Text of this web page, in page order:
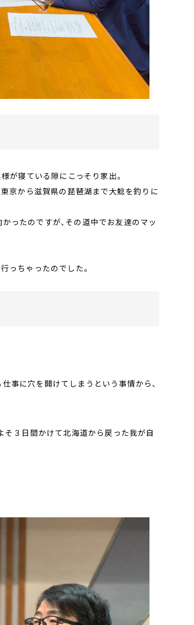
が寝ている隙にこっそり家出。
京から滋賀県の琵琶湖まで大鯰を釣りに
ったのですが、その道中でお友達のマッ
っちゃったのでした。
事に穴を開けてしまうという事情から、
そ３日間かけて北海道から戻った我が自